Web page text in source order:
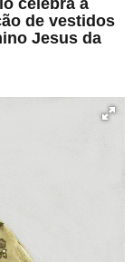
celebra a
de vestidos
Jesus da